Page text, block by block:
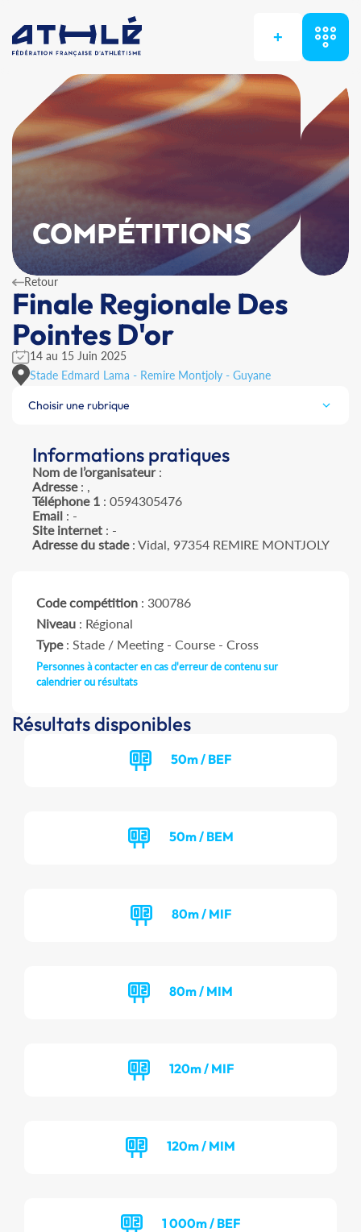
+
COMPÉTITIONS
Retour
Finale Regionale Des
Pointes D'or
14 au 15 Juin 2025
Stade Edmard Lama - Remire Montjoly - Guyane
Choisir une rubrique
Informations pratiques
Nom de l’organisateur:
Adresse: ,
Téléphone 1: 0594305476
Email: -
Site internet: -
Adresse du stade: Vidal, 97354 REMIRE MONTJOLY
Code compétition : 300786
Niveau : Régional
Type: Stade / Meeting - Course - Cross
Personnes à contacter en cas d'erreur de contenu sur
calendrier ou résultats
Résultats disponibles
50m / BEF
50m / BEM
80m / MIF
80m / MIM
120m / MIF
120m / MIM
1 000m / BEF